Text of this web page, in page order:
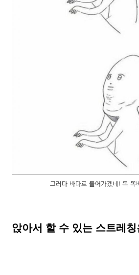
그러다 바다로 들어가겠네! 목 똑
앉아서 할 수 있는 스트레칭